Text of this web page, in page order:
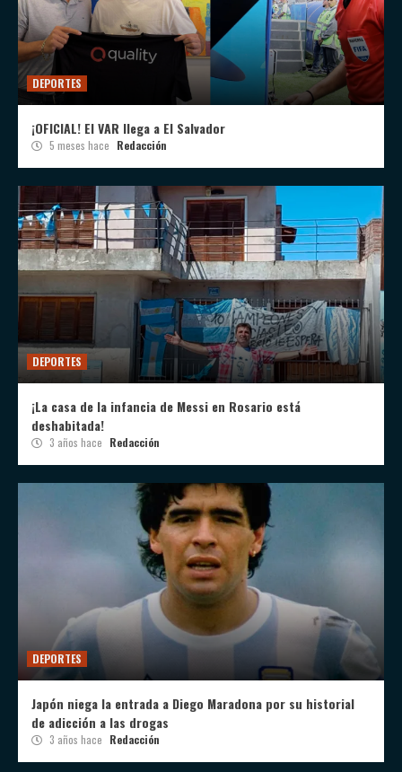
DEPORTES
¡OFICIAL! El VAR llega a El Salvador
5 meses hace Redacción
DEPORTES
¡La casa de la infancia de Messi en Rosario está
deshabitada!
3 años hace Redacción
DEPORTES
Japón niega la entrada a Diego Maradona por su historial
de adicción a las drogas
3 años hace Redacción